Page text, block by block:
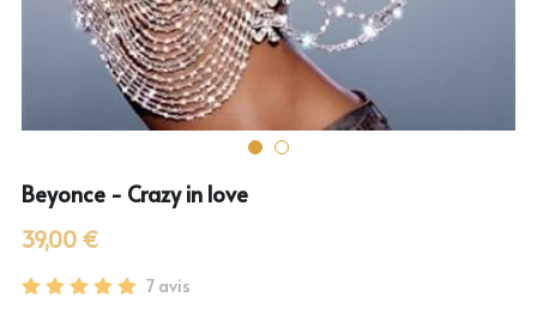
Beyonce - Crazy in love
39,00 €
7 avis